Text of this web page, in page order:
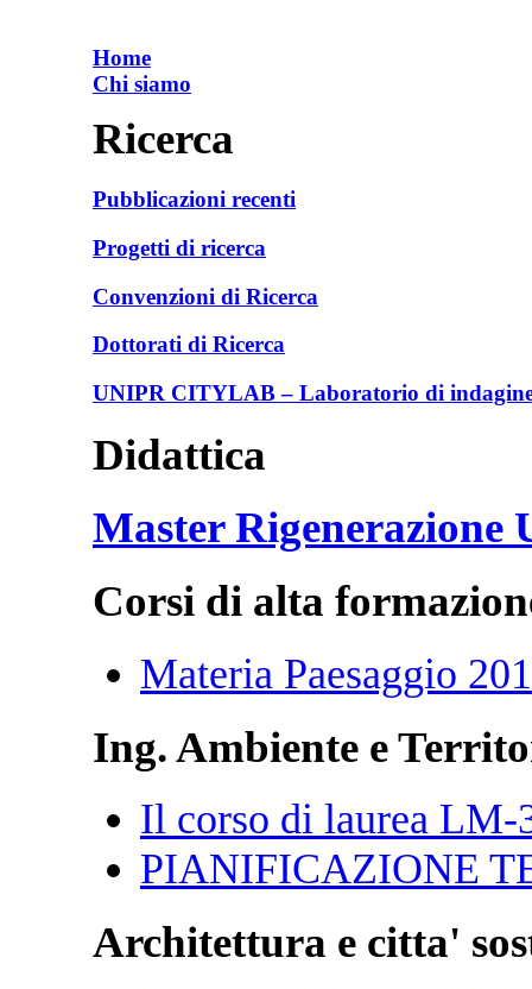
Home
Chi siamo
Ricerca
Pubblicazioni recenti
Progetti di ricerca
Convenzioni di Ricerca
Dottorati di Ricerca
UNIPR CITYLAB – Laboratorio di
Didattica
Master Rigenerazione
Corsi di alta
Materia Paesaggio
Ing. Ambiente e
Il corso di laurea LM-
PIANIFICAZIONE
Architettura e citta'